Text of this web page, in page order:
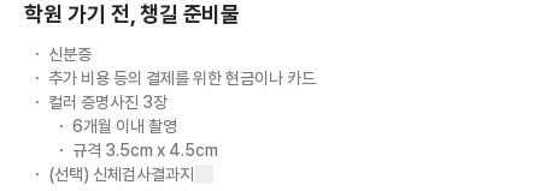
학원 가기 전, 챙길 준비물
신분증
추가 비용 등의 결제를 위한 현금이나 카드
컬러 증명사진 3장
6개월 이내 촬영
규격 3.5cm x 4.5cm
(선택) 신체검사결과지